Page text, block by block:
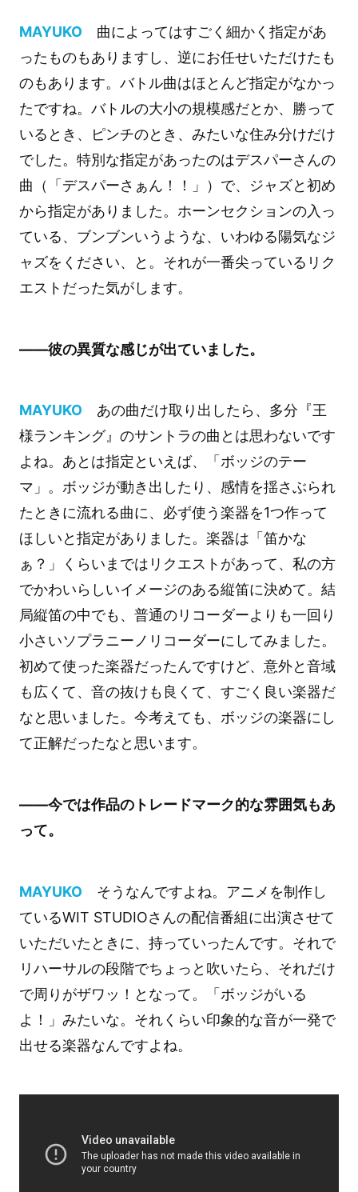
MAYUKO 曲によってはすごく細かく指定があ
ったものもありますし、逆にお任せいただけたも
のもあります。バトル曲はほとんど指定がなかっ
たですね。バトルの大小の規模感だとか、勝って
いるとき、ピンチのとき、みたいな住み分けだけ
でした。特別な指定があったのはデスパーさんの
曲（「デスパーさぁん！！」）で、ジャズと初め
から指定がありました。ホーンセクションの入っ
ている、ブンブンいうような、いわゆる陽気なジ
ャズをください、と。それが一番尖っているリク
エストだった気がします。
――彼の異質な感じが出ていました。
MAYUKO あの曲だけ取り出したら、多分『王
様ランキング』のサントラの曲とは思わないです
よね。あとは指定といえば、「ボッジのテー
マ」。ボッジが動き出したり、感情を揺さぶられ
たときに流れる曲に、必ず使う楽器を1つ作って
ほしいと指定がありました。楽器は「笛かな
ぁ？」くらいまではリクエストがあって、私の方
でかわいらしいイメージのある縦笛に決めて。結
局縦笛の中でも、普通のリコーダーよりも一回り
小さいソプラニーノリコーダーにしてみました。
初めて使った楽器だったんですけど、意外と音域
も広くて、音の抜けも良くて、すごく良い楽器だ
なと思いました。今考えても、ボッジの楽器にし
て正解だったなと思います。
――今では作品のトレードマーク的な雰囲気もあ
って。
MAYUKO そうなんですよね。アニメを制作し
ているWIT STUDIOさんの配信番組に出演させて
いただいたときに、持っていったんです。それで
リハーサルの段階でちょっと吹いたら、それだけ
で周りがザワッ！となって。「ボッジがいる
よ！」みたいな。それくらい印象的な音が一発で
出せる楽器なんですよね。